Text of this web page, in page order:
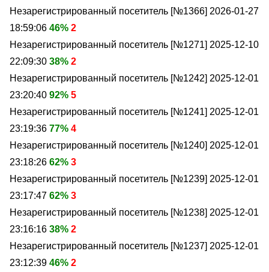
Незарегистрированный посетитель [№1366] 2026-01-27
18:59:06 46% 2
Незарегистрированный посетитель [№1271] 2025-12-10
22:09:30 38% 2
Незарегистрированный посетитель [№1242] 2025-12-01
23:20:40 92% 5
Незарегистрированный посетитель [№1241] 2025-12-01
23:19:36 77% 4
Незарегистрированный посетитель [№1240] 2025-12-01
23:18:26 62% 3
Незарегистрированный посетитель [№1239] 2025-12-01
23:17:47 62% 3
Незарегистрированный посетитель [№1238] 2025-12-01
23:16:16 38% 2
Незарегистрированный посетитель [№1237] 2025-12-01
23:12:39 46% 2